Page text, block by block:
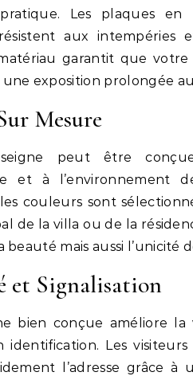
Les plaques
aux
garantit que
une exposition prolongée
Mesure
peut être
et à l’environnement
couleurs sont
de la villa ou de la
beauté mais aussi l’unicité
Signalisation
bien conçue améliore
identification. Les
l’adresse grâce